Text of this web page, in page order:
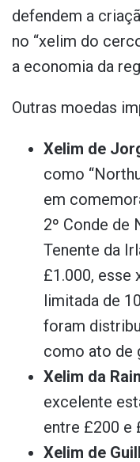
defendem a
no “xelim do
a economia da
Outras moedas
Xelim de
como
em
2º Conde de
Tenente da
£1.000, esse
limitada de
foram
como ato de
Xelim da
excelente
entre £200 e
Xelim de